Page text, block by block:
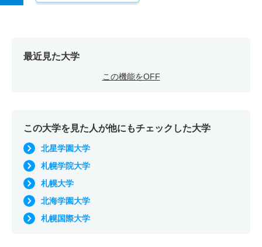
最近見た大学
この機能をOFF
この大学を見た人が他にもチェックした大学
北星学園大学
札幌学院大学
札幌大学
北海学園大学
札幌国際大学